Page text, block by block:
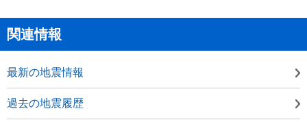
関連情報
最新の地震情報
過去の地震履歴